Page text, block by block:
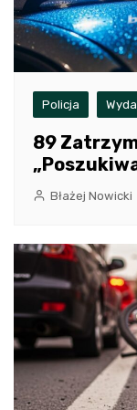
Policja
89
Błażej Nowicki